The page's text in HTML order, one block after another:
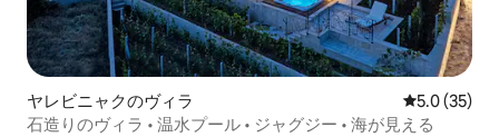
ヤレビニャクのヴィラ レビュー35
5.0 (35)
石造りのヴィラ • 温水プール • ジャグジー • 海が見える